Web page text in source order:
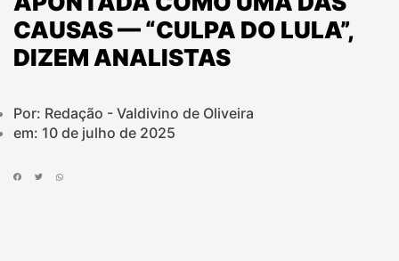
CAUSAS — “CULPA DO LULA”,
DIZEM ANALISTAS
Por: Redação - Valdivino de Oliveira
em: 10 de julho de 2025